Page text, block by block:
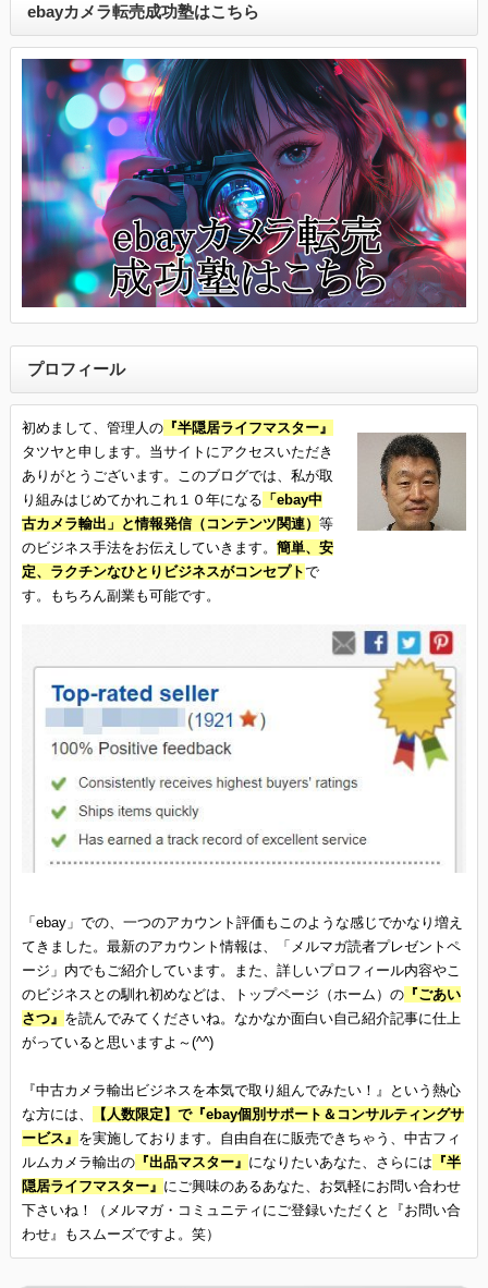
ebayカメラ転売成功塾はこちら
プロフィール
初めまして、管理人の『半隠居ライフマスター』
タツヤと申します。当サイトにアクセスいただき
ありがとうございます。このブログでは、私が取
り組みはじめてかれこれ１０年になる 「ebay中
古カメラ輸出」と情報発信（コンテンツ関連） 等
のビジネス手法をお伝えしていきます。 簡単、安
定、ラクチンなひとりビジネスがコンセプトで
す。もちろん副業も可能です。
「ebay」での、一つのアカウント評価もこのような感じでかなり増え
てきました。最新のアカウント情報は、「メルマガ読者プレゼントペ
ージ」内でもご紹介しています。また、詳しいプロフィール内容やこ
のビジネスとの馴れ初めなどは、トップページ（ホーム）の『ごあい
さつ』 を読んでみてくださいね。なかなか面白い自己紹介記事に仕上
がっていると思いますよ～(^^)
『中古カメラ輸出ビジネスを本気で取り組んでみたい！』という熱心
な方には、
【人数限定】で『ebay個別サポート＆コンサルティングサ
ービス』 を実施しております。自由自在に販売できちゃう、中古フィ
ルムカメラ輸出の『出品マスター』 になりたいあなた、さらには 『半
隠居ライフマスター』 にご興味のあるあなた、お気軽にお問い合わせ
下さいね！（メルマガ・コミュニティにご登録いただくと『お問い合
わせ』もスムーズですよ。笑）